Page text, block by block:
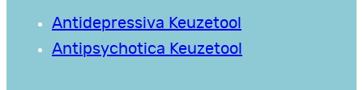
Antidepressiva Keuzetool
Antipsychotica Keuzetool